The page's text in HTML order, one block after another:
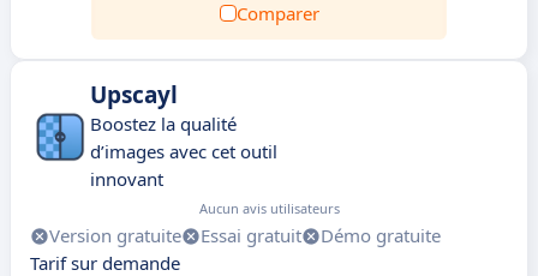
Comparer
Upscayl
Boostez la qualité
d’images avec cet outil
innovant
Aucun avis utilisateurs
Version gratuite Essai gratuit
Démo gratuite
Tarif sur demande